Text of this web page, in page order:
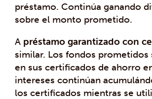
préstamo. Continúa ganando
sobre el monto prometido.
A préstamo garantizado con
similar. Los fondos prometidos
en sus certificados de ahorro
intereses continúan
los certificados mientras se